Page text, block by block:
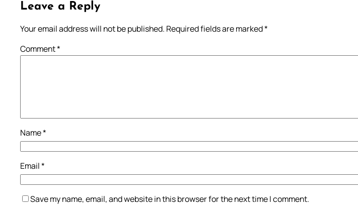
Leave a Reply
Your email address will not be published. Required fields are marked*
Comment*
Name*
Email*
Save my name, email, and website in this browser for the next time I comment.